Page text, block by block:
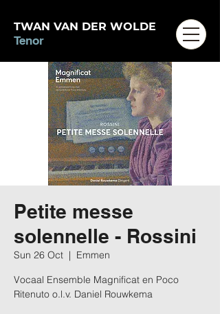
TWAN VAN DER WOLDE
Tenor
Petite messe
solennelle - Rossini
Sun 26 Oct
  |
Emmen
Vocaal Ensemble Magnificat en Poco
Ritenuto o.l.v. Daniel Rouwkema